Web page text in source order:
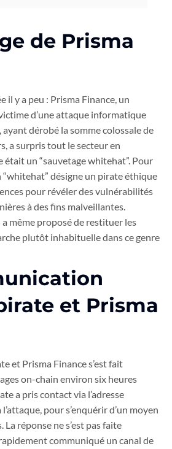
de Prisma
il y a peu : Prisma Finance, un
d’une attaque informatique
ayant dérobé la somme colossale de
a surpris tout le secteur en
un “sauvetage whitehat”. Pour
“whitehat” désigne un pirate éthique
pour révéler des vulnérabilités
à des fins malveillantes.
même proposé de restituer les
plutôt inhabituelle dans ce genre
et Prisma
et Prisma Finance s’est fait
on-chain environ six heures
a pris contact via l’adresse
pour s’enquérir d’un moyen
réponse ne s’est pas faite
communiqué un canal de